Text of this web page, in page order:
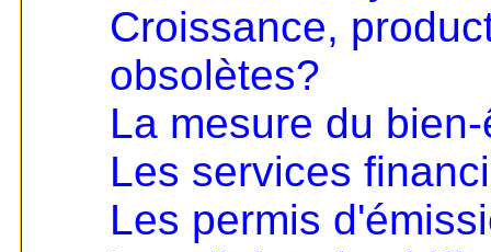
Croissance,
obsolètes?
La mesure du
Les services
Les permis